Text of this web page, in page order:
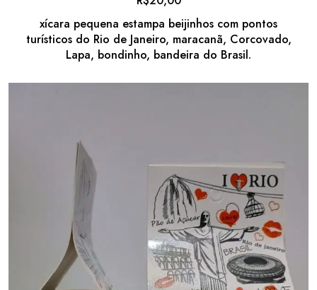
xícara pequena estampa beijinhos com pontos
turísticos do Rio de Janeiro, maracanã, Corcovado,
Lapa, bondinho, bandeira do Brasil.